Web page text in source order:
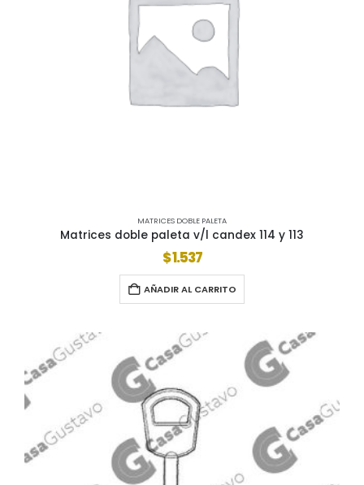
MATRICES DOBLE PALETA
Matrices doble paleta v/l candex 114 y 113
$1.537
AÑADIR AL CARRITO